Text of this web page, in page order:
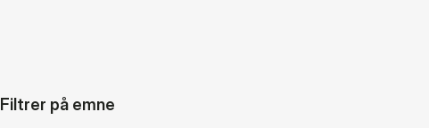
Filtrer på emne